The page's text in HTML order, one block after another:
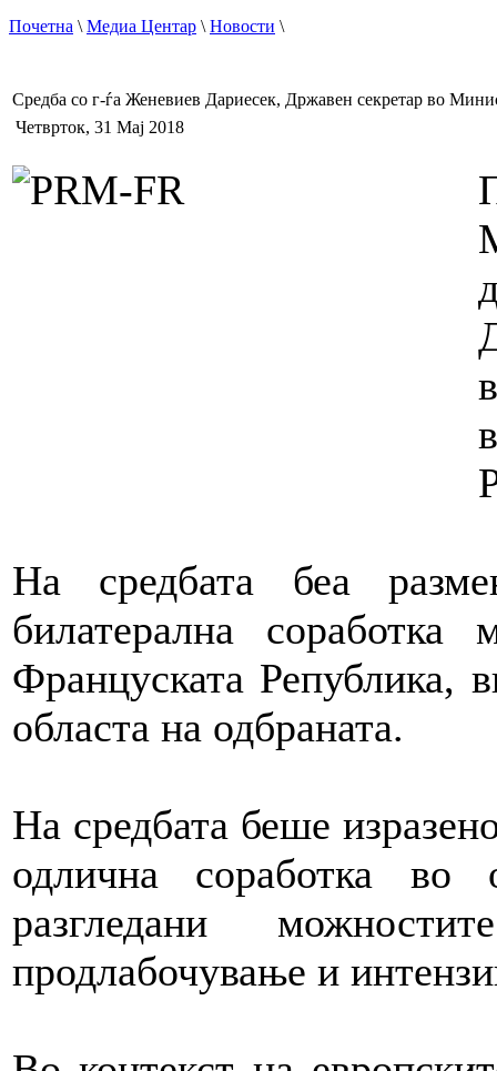
Почетна \Медиа Центар \Новости \
Средба со г-ѓа Женевиев Дариесек, Државен секретар во
Четврток, 31 Мај 2018
На средбата беа
билатерална
Француската Република,
областа на одбраната.
На средбата беше
одлична соработка во
разгледани
продлабочување и